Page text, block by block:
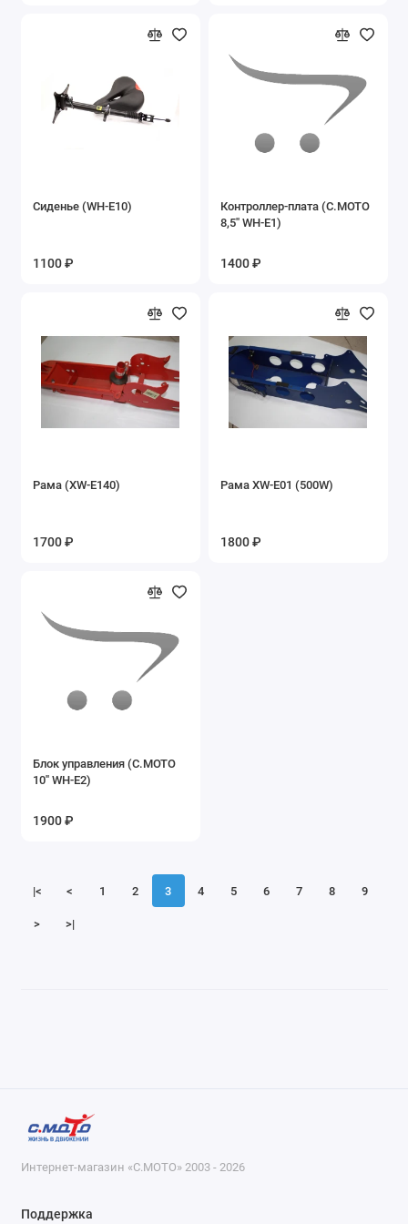
Запасные части на мотоцикл YX250GY-C5C
Запасные части на мотоциклы Lifan
Запасные части на разные мопеды
Запасные части на разные мотоциклы
Запасные части на снегоскутер LMSS-2014
Запасные части на Трицикл
Запасные части на эл.квадроцикл ЕА15
Покрышки б/у
Сайлентблоки
Фильтры воздушные
Сиденье (WH-E10)
1100 ₽
Контроллер-плата (С.МОТО
8,5'' WH-E1)
1400 ₽
Рама (XW-E140)
1700 ₽
Рама XW-E01 (500W)
1800 ₽
Блок управления (С.МОТО
10'' WH-E2)
1900 ₽
|< < 1 2 3 4 5 6 7 8 9
> >|
Интернет-магазин «С.МОТО» 2003 - 2026
Поддержка